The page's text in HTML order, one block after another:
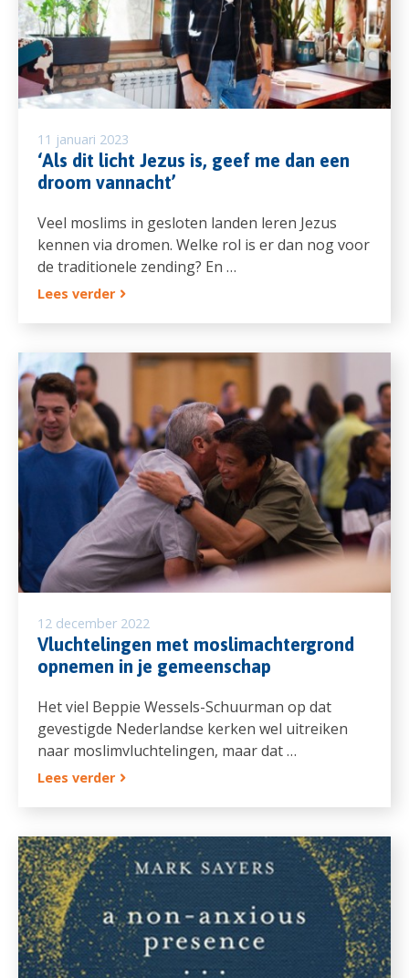
11 januari 2023
‘Als dit licht Jezus is, geef me dan een
droom vannacht’
Veel moslims in gesloten landen leren Jezus
kennen via dromen. Welke rol is er dan nog voor
de traditionele zending? En …
Lees verder
12 december 2022
Vluchtelingen met moslimachtergrond
opnemen in je gemeenschap
Het viel Beppie Wessels-Schuurman op dat
gevestigde Nederlandse kerken wel uitreiken
naar moslimvluchtelingen, maar dat …
Lees verder